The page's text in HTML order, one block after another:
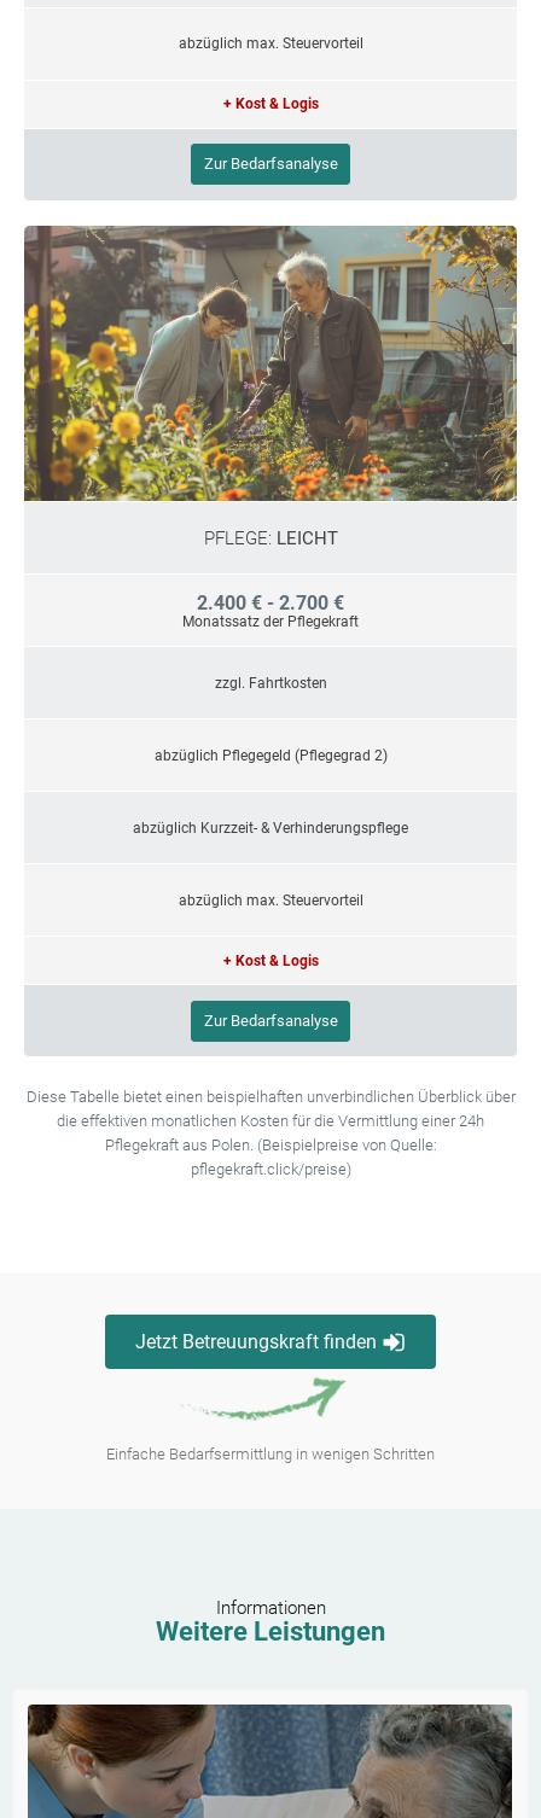
abzüglich max. Steuervorteil
+ Kost & Logis
Zur Bedarfsanalyse
PFLEGE: LEICHT
2.400 € - 2.700 €
Monatssatz der Pflegekraft
zzgl. Fahrtkosten
abzüglich Pflegegeld (Pflegegrad 2)
abzüglich Kurzzeit- & Verhinderungspflege
abzüglich max. Steuervorteil
+ Kost & Logis
Zur Bedarfsanalyse
Diese Tabelle bietet einen beispielhaften unverbindlichen Überblick über
die effektiven monatlichen Kosten für die Vermittlung einer 24h
Pflegekraft aus Polen. (Beispielpreise von Quelle:
pflegekraft.click/preise)
Jetzt Betreuungskraft finden
Einfache Bedarfsermittlung in wenigen Schritten
Informationen
Weitere Leistungen